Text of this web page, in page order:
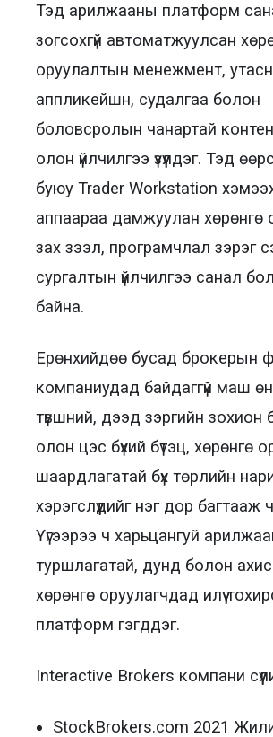
Тэд арилжааны платформ
зогсохгүй автоматжуулсан
оруулалтын менежмент,
аппликейшн, судалгаа болон
боловсролын чанартай
олон үйлчилгээ үзүүлдэг. Тэд
буюу Trader Workstation
аппаараа дамжуулан хөрөнгө
зах зээл, програмчлал зэрэг
сургалтын үйлчилгээ санал
байна.
Ерөнхийдөө бусад брокерын
компаниудад байдаггүй маш
түвшний, дээд зэргийн зохион
олон цэс бүхий бүтэц, хөрөнгө
шаардлагатай бүх төрлийн
хэрэгслүүдийг нэг дор багтааж
Үүгээрээ ч харьцангуй
туршлагатай, дунд болон
хөрөнгө оруулагчдад илүү
платформ гэгддэг.
Interactive Brokers компани
StockBrokers.com 2021